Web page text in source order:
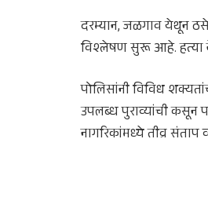
दरम्यान, जळगाव येथून
विश्लेषण सुरू आहे. हत्या
पोलिसांनी विविध
उपलब्ध पुराव्यांची कसून
नागरिकांमध्ये तीव्र